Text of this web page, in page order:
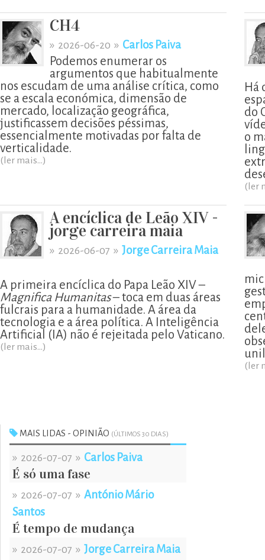
CH4
» 2026-06-20 » Carlos Paiva
Podemos enumerar os
argumentos que habitualmente
nos escudam de uma análise crítica, como
se a escala económica, dimensão de
mercado, localização geográfica,
justificassem decisões péssimas,
essencialmente motivadas por falta de
verticalidade.
(ler mais...)
Há
do
o
(ler
A encíclica de Leão XIV -
jorge carreira maia
» 2026-06-07 » Jorge Carreira Maia
A primeira encíclica do Papa Leão XIV –
Magnifica Humanitas– toca em duas áreas
fulcrais para a humanidade. A área da
tecnologia e a área política. A Inteligência
Artificial (IA) não é rejeitada pelo Vaticano.
(ler mais...)
(ler
MAIS LIDAS - OPINIÃO (ÚLTIMOS 30 DIAS)
» 2026-07-07 » Carlos Paiva
É só uma fase
» 2026-07-07 » António Mário
Santos
É tempo de mudança
» 2026-07-07 » Jorge Carreira Maia